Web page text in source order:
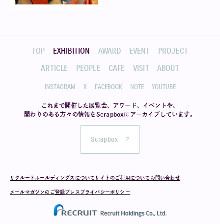
TOP EXHIBITION AWARD EVENT
PROJECT
ARTICLE
PEOPLE CAFE VISIT ABOUT
INSTAGRAM X FACEBOOK NOTE YOUTUBE
これまで開催した展覧会、アワード、イベントや、
関わりのある方々の情報をScrapboxにアーカイブしています。
Scrapbox
リクルートホールディングスについてサイトのご利用について お問い合わせ
メールマガジンのご登録プレス プライバシーポリシー